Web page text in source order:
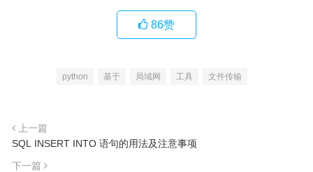
86赞
python 基于 局域网 工具 文件传输
上一篇
SQL INSERT INTO 语句的用法及注意事项
下一篇